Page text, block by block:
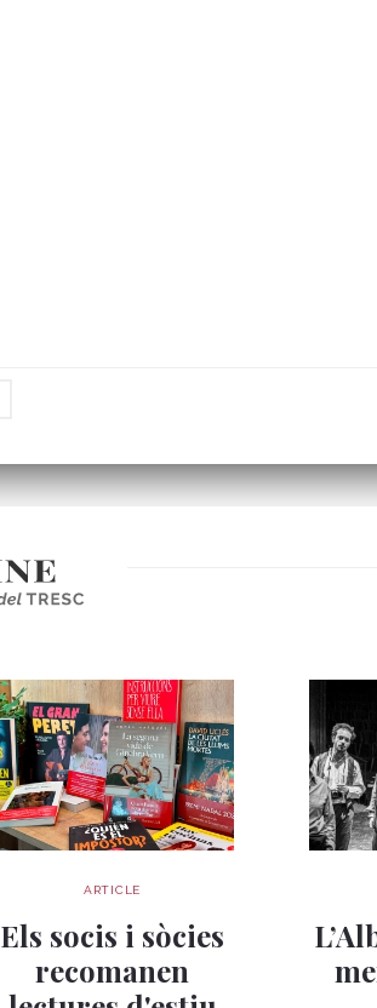
ARTICLE
Els socis i sòcies
recomanen